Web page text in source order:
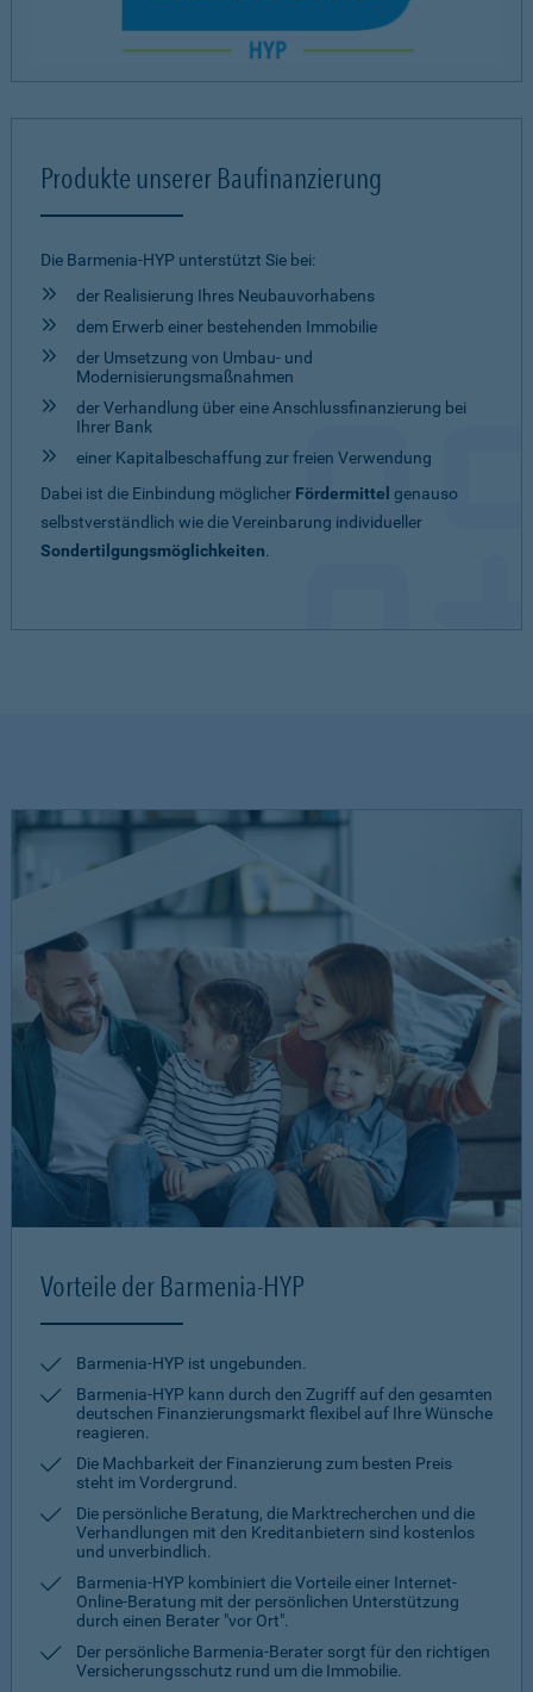
Produkte unserer Baufinanzierung
Die Barmenia-HYP unterstützt Sie bei:
der Realisierung Ihres Neubauvorhabens
dem Erwerb einer bestehenden Immobilie
der Umsetzung von Umbau- und
Modernisierungsmaßnahmen
der Verhandlung über eine Anschlussfinanzierung bei
Ihrer Bank
einer Kapitalbeschaffung zur freien Verwendung
Dabei ist die Einbindung möglicher Fördermittel genauso
selbstverständlich wie die Vereinbarung individueller
Sondertilgungsmöglichkeiten.
Vorteile der Barmenia-HYP
Barmenia-HYP ist ungebunden.
Barmenia-HYP kann durch den Zugriff auf den gesamten
deutschen Finanzierungsmarkt flexibel auf Ihre Wünsche
reagieren.
Die Machbarkeit der Finanzierung zum besten Preis
steht im Vordergrund.
Die persönliche Beratung, die Marktrecherchen und die
Verhandlungen mit den Kreditanbietern sind kostenlos
und unverbindlich.
Barmenia-HYP kombiniert die Vorteile einer Internet-
Online-Beratung mit der persönlichen Unterstützung
durch einen Berater "vor Ort".
Der persönliche Barmenia-Berater sorgt für den richtigen
Versicherungsschutz rund um die Immobilie.